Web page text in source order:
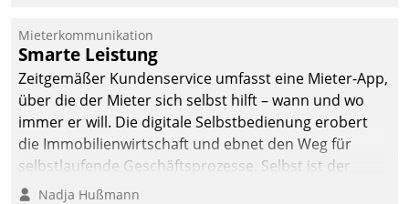
Mieterkommunikation
Smarte Leistung
Zeitgemäßer Kundenservice umfasst eine Mieter-App,
über die der Mieter sich selbst hilft – wann und wo
immer er will. Die digitale Selbstbedienung erobert
die Immobilienwirtschaft und ebnet den Weg für
selbstlaufende Geschäftsprozesse. Selbst ist der
Kunde und smart der Serviceanbieter.
Nadja Hußmann